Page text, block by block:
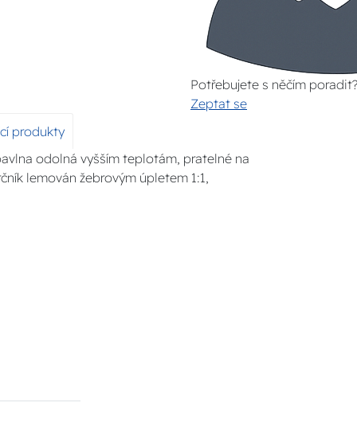
Potřebujete s něčím poradit?
Zeptat se
produkty
odolná vyšším teplotám, pratelné na
lemován žebrovým úpletem 1:1,